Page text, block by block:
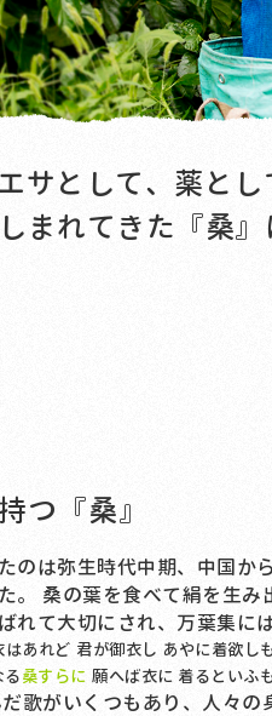
サとして、薬とし
まれてきた『桑』
つ『桑』
のは弥生時代中期、中国か
。 桑の葉を食べて絹を生み
れて大切にされ、万葉集に
はあれど 君が御衣し あやに着欲しも
る桑すらに 願へば衣に 着るといふも
歌がいくつもあり、人々の